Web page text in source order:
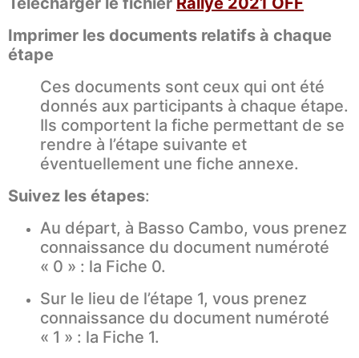
Imprimer les documents relatifs à chaque
étape
Ces documents sont ceux qui ont été
donnés aux participants à chaque étape.
Ils comportent la fiche permettant de se
rendre à l’étape suivante et
éventuellement une fiche annexe.
Suivez les étapes:
Au départ, à Basso Cambo, vous prenez
connaissance du document numéroté
« 0 » : la Fiche 0.
Sur le lieu de l’étape 1, vous prenez
connaissance du document numéroté
« 1 » : la Fiche 1.